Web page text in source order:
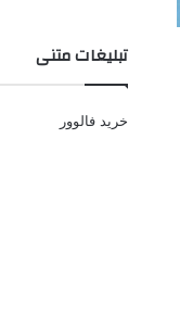
تبلیغات متنی
خرید فالوور